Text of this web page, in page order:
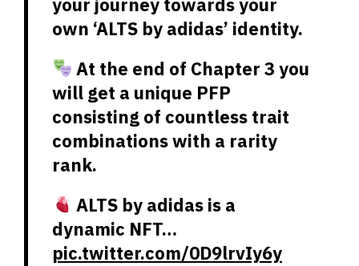
own ‘ALTS by adidas’ identity.
At the end of Chapter 3 you
will get a unique PFP
consisting of countless trait
combinations with a rarity
rank.
ALTS by adidas is a
dynamic NFT…
pic.twitter.com/0D9lrvIy6y